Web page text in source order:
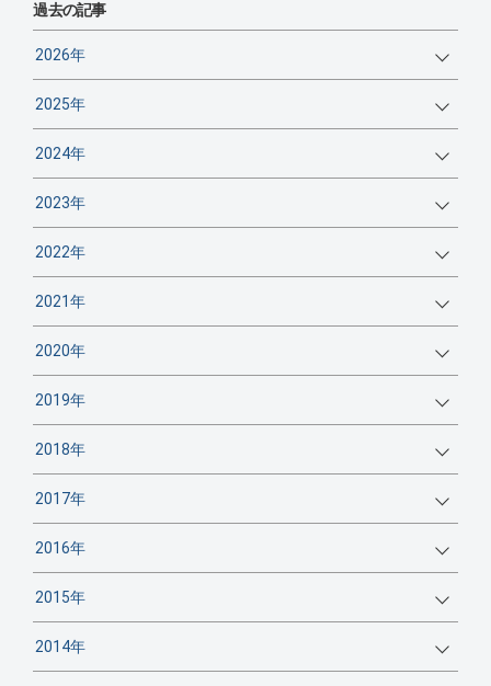
過去の記事
2026年
2025年
2024年
2023年
2022年
2021年
2020年
2019年
2018年
2017年
2016年
2015年
2014年